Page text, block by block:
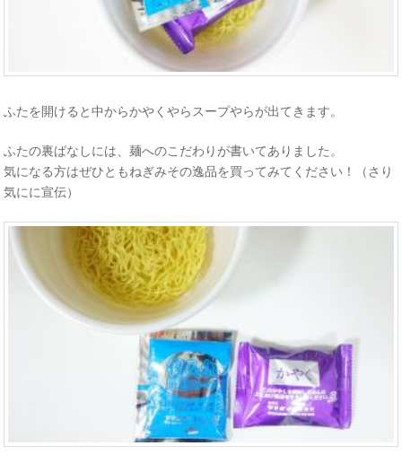
ふたを開けると中からかやくやらスープやらが出てきます。
ふたの裏ばなしには、麺へのこだわりが書いてありました。
気になる方はぜひともねぎみその逸品を買ってみてください！（さり
気にに宣伝）